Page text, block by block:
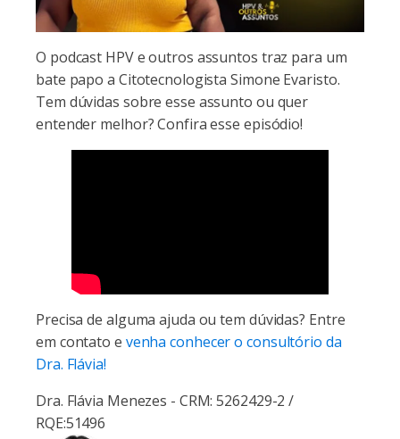
O podcast HPV e outros assuntos traz para um
bate papo a Citotecnologista Simone Evaristo.
Tem dúvidas sobre esse assunto ou quer
entender melhor? Confira esse episódio!
Precisa de alguma ajuda ou tem dúvidas? Entre
em contato e venha conhecer o consultório da
Dra. Flávia!
Dra. Flávia Menezes - CRM: 5262429-2 /
RQE:51496